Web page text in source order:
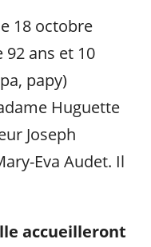
18 octobre
92 ans et 10
papy)
Huguette
Joseph
Eva Audet. Il
accueilleront